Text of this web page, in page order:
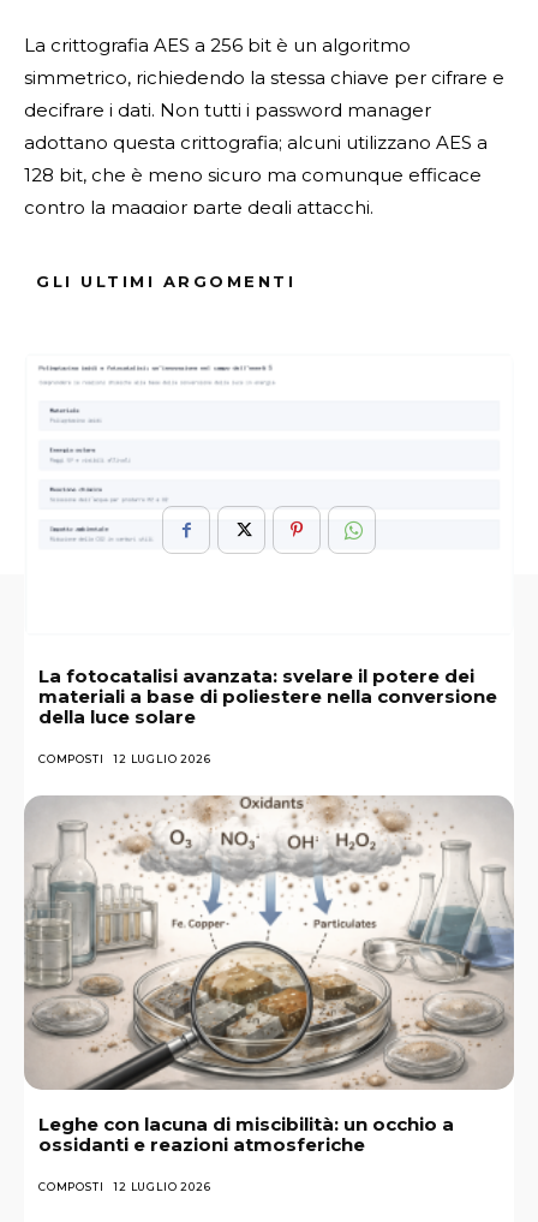
La crittografia AES a 256 bit è un algoritmo
simmetrico, richiedendo la stessa chiave per cifrare e
decifrare i dati. Non tutti i password manager
adottano questa crittografia; alcuni utilizzano AES a
128 bit, che è meno sicuro ma comunque efficace
contro la maggior parte degli attacchi.
Fonte Verificata
ARGOMENTI :
Manager
GLI ULTIMI ARGOMENTI
La fotocatalisi avanzata: svelare il potere dei
materiali a base di poliestere nella conversione
della luce solare
COMPOSTI 12 LUGLIO 2026
Leghe con lacuna di miscibilità: un occhio a
ossidanti e reazioni atmosferiche
COMPOSTI 12 LUGLIO 2026